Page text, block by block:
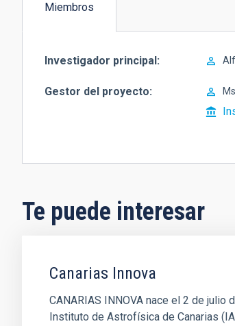
Miembros
Investigador principal
Gestor del proyecto Ms.
Te puede interesar
Canarias Innova
CANARIAS INNOVA nace el 2 de
Instituto de Astrofísica de Canarias